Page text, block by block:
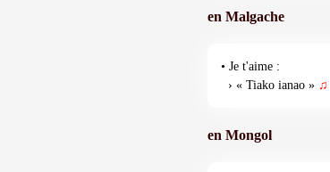
en Malgache
• Je t'aime :
› « Tiako ianao » ♫
en Mongol